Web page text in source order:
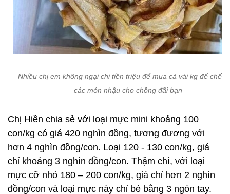
Nhiều chị em không ngại chi tiền triệu để mua cả vài kg để chế
các món nhậu cho chồng đãi bạn
Chị Hiền chia sẻ với loại mực mini khoảng 100
con/kg có giá 420 nghìn đồng, tương đương với
hơn 4 nghìn đồng/con. Loại 120 - 130 con/kg, giá
chỉ khoảng 3 nghìn đồng/con. Thậm chí, với loại
mực cỡ nhỏ 180 – 200 con/kg, giá chỉ hơn 2 nghìn
đồng/con và loại mực này chỉ bé bằng 3 ngón tay.